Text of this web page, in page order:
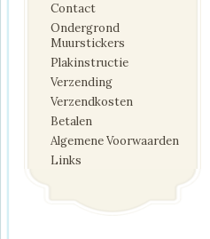
Contact
Ondergrond
Muurstickers
Plakinstructie
Verzending
Verzendkosten
Betalen
Algemene Voorwaarden
Links